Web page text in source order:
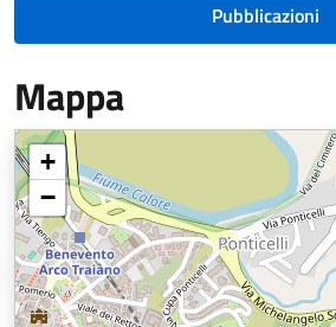
Pubblicazioni
Mappa
+
−